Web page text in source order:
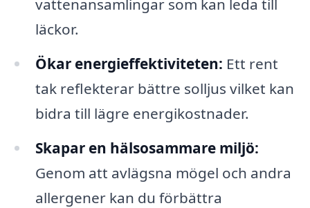
vattenansamlingar som kan leda till
läckor.
Ökar energieffektiviteten: Ett rent
tak reflekterar bättre solljus vilket kan
bidra till lägre energikostnader.
Skapar en hälsosammare miljö:
Genom att avlägsna mögel och andra
allergener kan du förbättra